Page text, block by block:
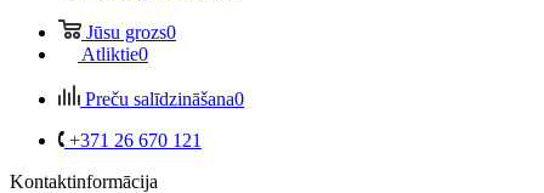
Jūsu grozs0
Atliktie0
Preču salīdzināšana0
+371 26 670 121
Kontaktinformācija